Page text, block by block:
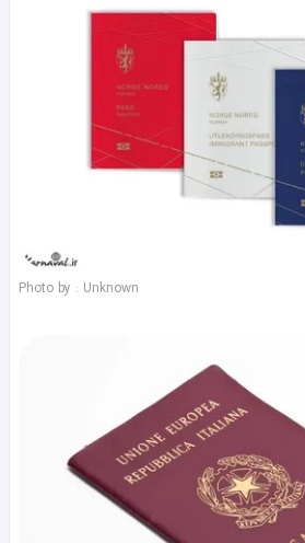
Photo by : Unknown